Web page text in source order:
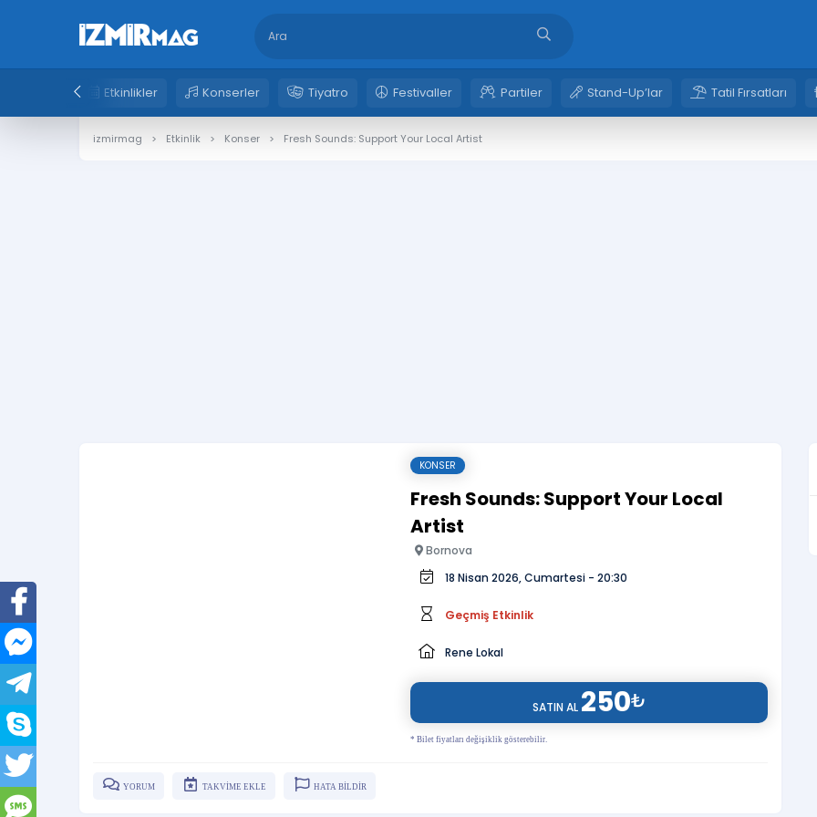
Etkinlikler Konserler Tiyatro Festivaller Partiler Stand-Up’lar Tatil Fırsatları
izmirmag Etkinlik Konser Fresh Sounds: Support Your Local Artist
KONSER
Fresh Sounds: Support Your Local
Artist
Bornova
18 Nisan 2026, Cumartesi - 20:30
Geçmiş Etkinlik
Rene Lokal
SATIN AL 250₺
* Bilet fiyatları değişiklik gösterebilir.
YORUM TAKVİME EKLE HATA BİLDİR